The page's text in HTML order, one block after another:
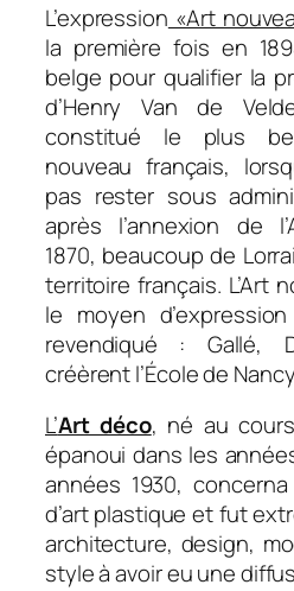
L’expression «Art
la première fois en
belge pour qualifier la
d’Henry Van de
constitué le plus
nouveau français,
pas rester sous
après l’annexion de
1870, beaucoup de
territoire français. L’Art
le moyen
revendiqué : Gallé,
créèrent l’École de
L’Art déco, né au
épanoui dans les
années 1930,
d’art plastique et fut
architecture, design,
style à avoir eu une